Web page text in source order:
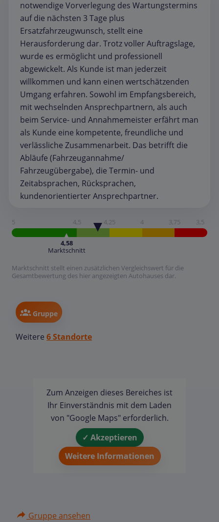
notwendige Vorverlegung des Wartungstermins
auf die nächsten 3 Tage plus
Ersatzfahrzeugwunsch, stellt eine
Herausforderung dar. Trotz voller Auftragslage,
wurde es ermöglicht und professionell
abgewickelt. Als Kunde ist man jederzeit
willkommen und kann einen wertschätzenden
Umgang erfahren. Sowohl im Empfangsbereich,
mit wechselnden Ansprechpartnern, als auch
beim Service- und Annahmemeister erfährt man
als Kunde eine kompetente, freundliche und
verlässliche Zusammenarbeit. Das betrifft die
Abläufe (Fahrzeugannahme/
Fahrzeugübergabe), die Termin- und
Zeitabsprachen, Rücksprachen,
kundenorientierter Ansprechpartner.
5 4,5 4,25 4 3,75 3,5
4,58
Marktschnitt
Marktschnitt stellt einen zusätzlichen Vergleichswert für die
Gesamtbewertung des hier angezeigten Autohauses dar.
Gruppe
Weitere 6 Standorte
Zum Anzeigen dieses Bereiches ist
Ihr Einverständnis mit dem Laden
von "Google Maps" erforderlich.
✓ Akzeptieren
Weitere Informationen
Gruppe ansehen